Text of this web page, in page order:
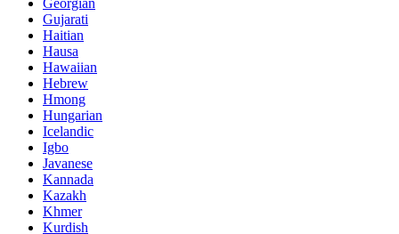
Gujarati
Haitian
Hausa
Hawaiian
Hebrew
Hmong
Hungarian
Icelandic
Igbo
Javanese
Kannada
Kazakh
Khmer
Kurdish